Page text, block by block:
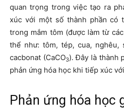
quan trọng trong việc tạo ra
xúc với một số thành phần có
trong mắm tôm (được làm từ
thể như: tôm, tép, cua, nghêu,
cacbonat (CaCO3). Đây là thành
phản ứng hóa học khi tiếp xúc
Phản ứng hóa học